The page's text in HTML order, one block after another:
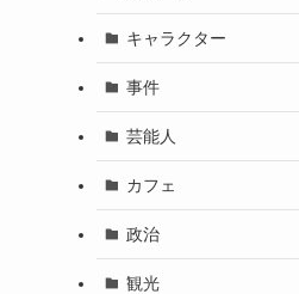
キャラクター
事件
芸能人
カフェ
政治
観光